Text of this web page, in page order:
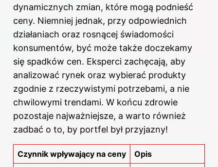
dynamicznych zmian, które mogą podnieść
ceny. Niemniej jednak, przy odpowiednich
działaniach oraz rosnącej świadomości
konsumentów, być może także doczekamy
się spadków cen. Eksperci zachęcają, aby
analizować rynek oraz wybierać produkty
zgodnie z rzeczywistymi potrzebami, a nie
chwilowymi trendami. W końcu zdrowie
pozostaje najważniejsze, a warto również
zadbać o to, by portfel był przyjazny!
Czynnik wpływający na ceny Opis